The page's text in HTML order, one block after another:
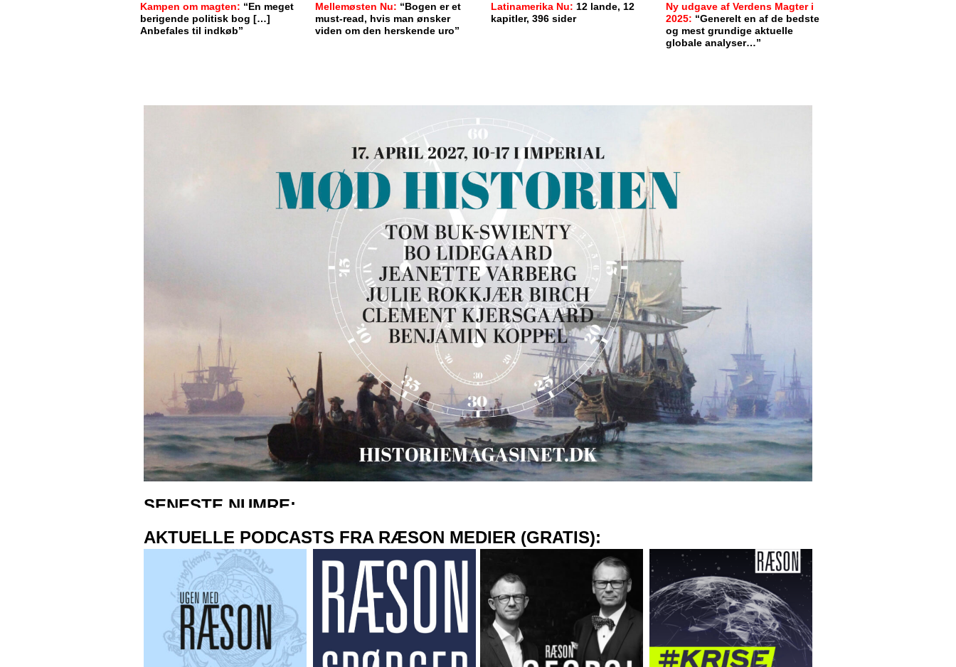
Kampen om magten: “En meget
berigende politisk bog […]
Anbefales til indkøb”
Mellemøsten Nu: “Bogen er et
must-read, hvis man ønsker
viden om den herskende uro”
Latinamerika Nu: 12 lande, 12
kapitler, 396 sider
Ny udgave af Verdens Magter i
2025: “Generelt en af de bedste
og mest grundige aktuelle
globale analyser…”